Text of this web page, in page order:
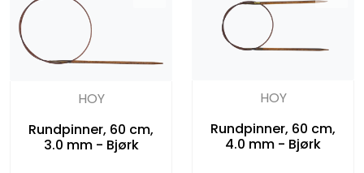
HOY
Rundpinner, 60 cm,
3.0 mm - Bjørk
HOY
Rundpinner, 60 cm,
4.0 mm - Bjørk